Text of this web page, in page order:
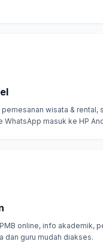
wisata & rental,
WhatsApp masuk ke HP
online, info akademik,
dan guru mudah diakses.